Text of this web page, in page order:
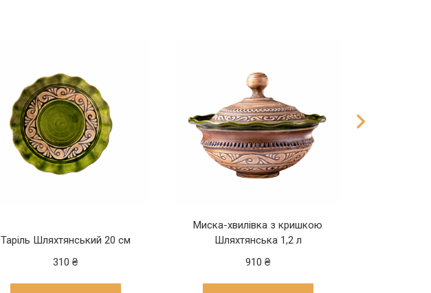
Таріль Шляхтянський 20 см
310 ₴
Миска-хвилівка з кришкою
Шляхтянська 1,2 л
910 ₴